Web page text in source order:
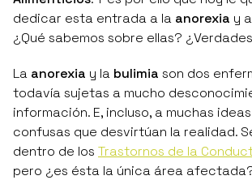
dedicar esta entrada a la anorexia y
¿Qué sabemos sobre ellas?
La anorexia y la bulimia son dos
todavía sujetas a mucho
información. E, incluso, a muchas
confusas que desvirtúan la realidad.
dentro de los Trastornos de la
pero ¿es ésta la única área